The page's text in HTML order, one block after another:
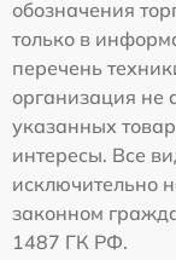
обозначения
только в
перечень
организация
указанных
интересы. Все
исключительно
законном
1487 ГК РФ.